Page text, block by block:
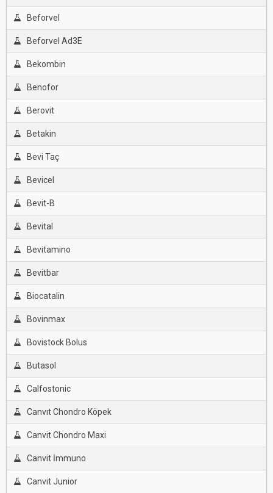
Beforvel
Beforvel Ad3E
Bekombin
Benofor
Berovit
Betakin
Bevi Taç
Bevicel
Bevit-B
Bevital
Bevitamino
Bevitbar
Biocatalin
Bovinmax
Bovistock Bolus
Butasol
Calfostonic
Canvıt Chondro Köpek
Canvit Chondro Maxi
Canvit İmmuno
Canvit Junior